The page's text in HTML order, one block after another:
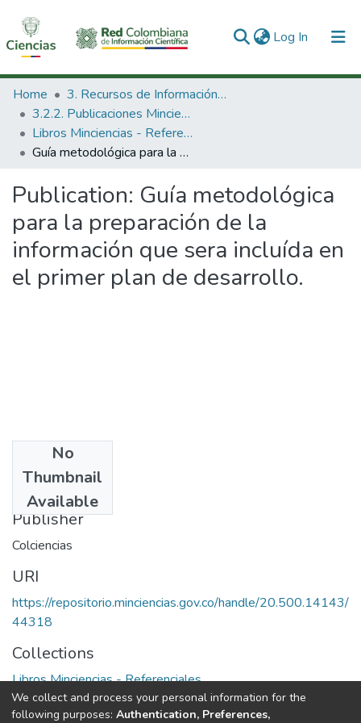
Log In (current)
Communities & Collections
All of DSpace
Statistics
Home
3. Recursos de Información Científica y Tecnológica
3.2.2. Publicaciones Minciencias
Libros Minciencias - Referenciales
Guía metodológica para la preparación de la información que sera incluída en el primer plan de desarrollo.
Publication: Guía metodológica
para la preparación de la
información que sera incluída en
el primer plan de desarrollo.
No
Thumbnail
Available
1982
Publisher
Colciencias
URI
https://repositorio.minciencias.gov.co/handle/20.500.14143/
44318
Collections
Libros Minciencias - Referenciales
Full item page
We collect and process your personal information for the
following purposes: Authentication, Preferences,